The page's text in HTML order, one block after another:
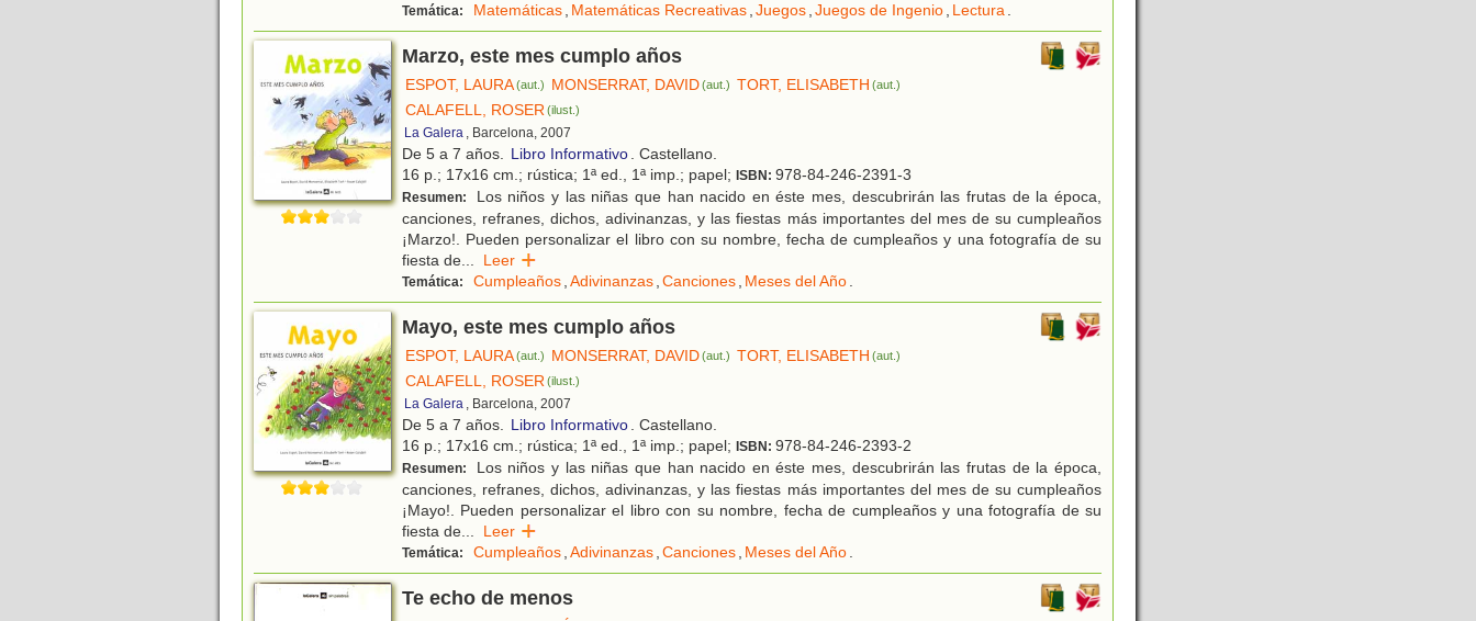
Temática: Matemáticas, Matemáticas Recreativas,Juegos,Juegos de Ingenio, Lectura.
Marzo, este mes cumplo años
ESPOT, LAURA(aut.) MONSERRAT, DAVID(aut.) TORT, ELISABETH (aut.)
CALAFELL, ROSER(ilust.)
La Galera , Barcelona, 2007
De 5 a 7 años. Libro Informativo. Castellano.
16 p.; 17x16 cm.; rústica; 1ª ed., 1ª imp.; papel; ISBN: 978-84-246-2391-3
Resumen:
Los niños y las niñas que han nacido en éste mes, descubrirán las frutas de la época,
canciones, refranes, dichos, adivinanzas, y las fiestas más importantes del mes de su cumpleaños
¡Marzo!. Pueden personalizar el libro con su nombre, fecha de cumpleaños y una fotografía de su
fiesta de... Leer
Temática: Cumpleaños,Adivinanzas,Canciones, Meses del Año.
Mayo, este mes cumplo años
ESPOT, LAURA(aut.) MONSERRAT, DAVID(aut.) TORT, ELISABETH (aut.)
CALAFELL, ROSER(ilust.)
La Galera , Barcelona, 2007
De 5 a 7 años. Libro Informativo. Castellano.
16 p.; 17x16 cm.; rústica; 1ª ed., 1ª imp.; papel; ISBN: 978-84-246-2393-2
Resumen:
Los niños y las niñas que han nacido en éste mes, descubrirán las frutas de la época,
canciones, refranes, dichos, adivinanzas, y las fiestas más importantes del mes de su cumpleaños
¡Mayo!. Pueden personalizar el libro con su nombre, fecha de cumpleaños y una fotografía de su
fiesta de... Leer
Temática: Cumpleaños,Adivinanzas,Canciones, Meses del Año.
Te echo de menos